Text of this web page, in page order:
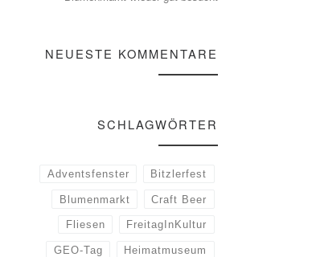
NEUESTE KOMMENTARE
SCHLAGWÖRTER
Adventsfenster Bitzlerfest
Blumenmarkt Craft Beer
Fliesen FreitagInKultur
GEO-Tag Heimatmuseum